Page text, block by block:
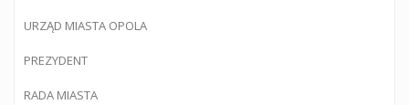
URZĄD MIASTA OPOLA
PREZYDENT
RADA MIASTA